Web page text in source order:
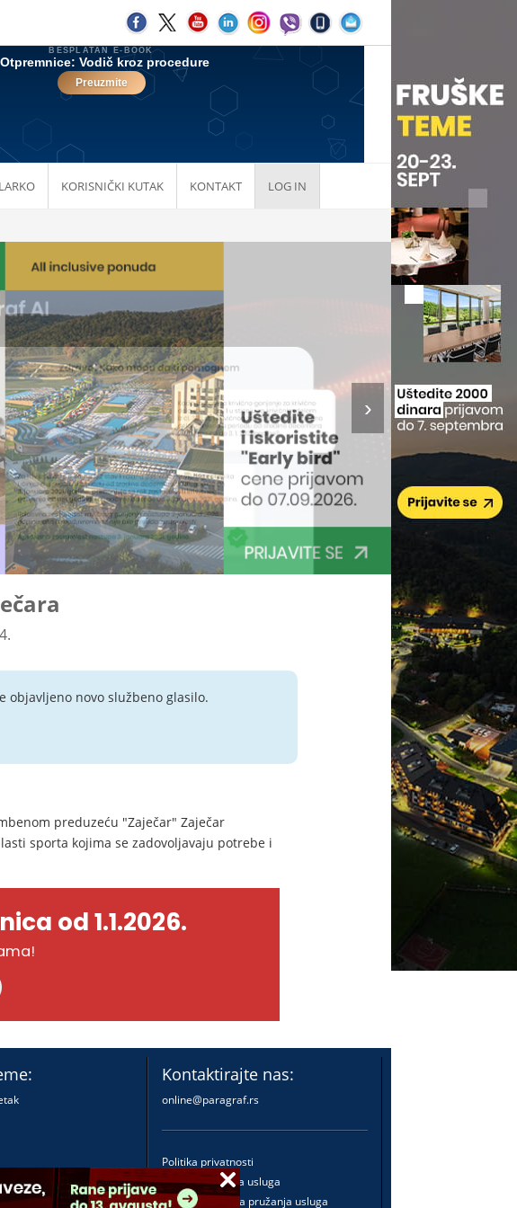
KORISNIČKI KUTAK KONTAKT LOG IN
objavljeno novo službeno glasilo.
preduzeću "Zaječar" Zaječar
sporta kojima se zadovoljavaju potrebe i
od 1.1.2026.
Kontaktirajte nas:
online@paragraf.rs
Politika privatnosti
Politika pružanja usluga
Praktična pravila pružanja usluga